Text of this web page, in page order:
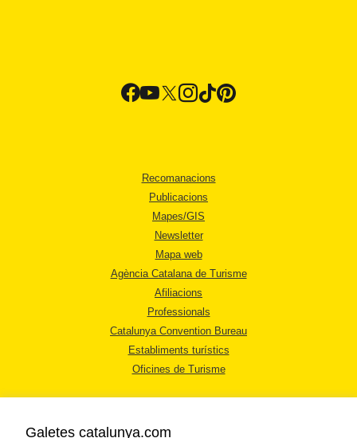
Recomanacions
Publicacions
Mapes/GIS
Newsletter
Mapa web
Agència Catalana de Turisme
Afiliacions
Professionals
Catalunya Convention Bureau
Establiments turístics
Oficines de Turisme
Galetes catalunya.com